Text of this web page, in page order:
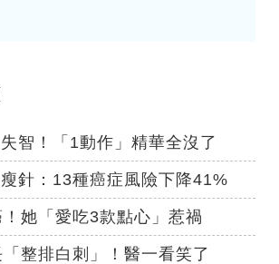
智！「1動作」精華全沒了
針：13種癌症風險下降41%
她「愛吃3款點心」惹禍
整排白刺」！醫一看笑了